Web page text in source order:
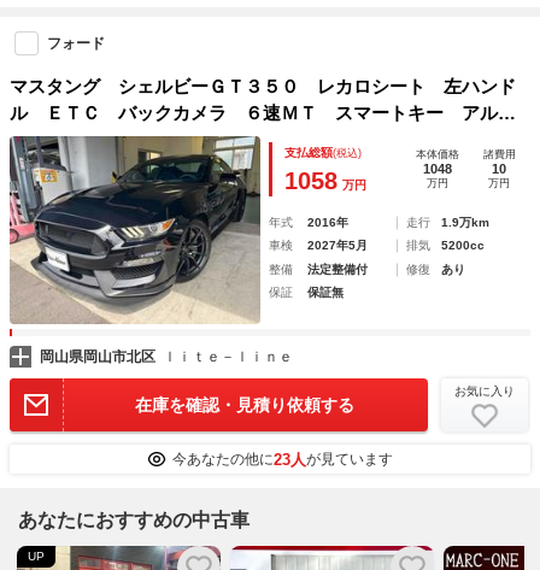
フォード
マスタング シェルビーＧＴ３５０ レカロシート 左ハンド
ル ＥＴＣ バックカメラ ６速ＭＴ スマートキー アルミ
ホイール ＥＳＣ ＣＤ エアコン
支払総額(税込)
1058 万円
本体価格
1048
万円
諸費用
10
万円
年式 2016年 走行
1.9万km
車検
2027年5月 排気
5200cc
整備
法定整備付 修復
あり
保証
保証無
岡山県岡山市北区 ｌｉｔｅ－ｌｉｎｅ
在庫を確認・見積り依頼する
お気に入り
今あなたの他に23人が見ています
あなたにおすすめの中古車
UP